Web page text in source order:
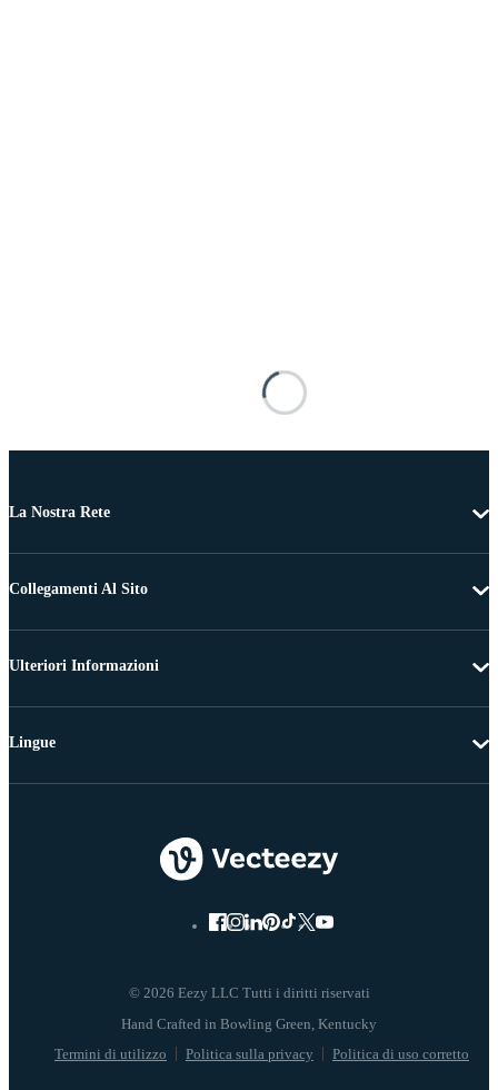
La Nostra Rete
Collegamenti Al Sito
Ulteriori Informazioni
© 2026 Eezy LLC Tutti i diritti riservati
Termini di utilizzo Politica sulla privacy Politica di uso corretto
Lingue